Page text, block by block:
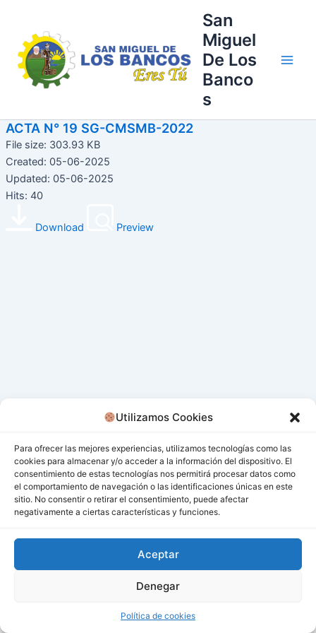
Utilizamos Cookies
Para ofrecer las mejores experiencias, utilizamos tecnologías como las
cookies para almacenar y/o acceder a la información del dispositivo. El
consentimiento de estas tecnologías nos permitirá procesar datos como
el comportamiento de navegación o las identificaciones únicas en este
sitio. No consentir o retirar el consentimiento, puede afectar
negativamente a ciertas características y funciones.
Aceptar
Denegar
Política de cookies
contenido
San
Miguel
De Los
Banco
s
ACTA N° 19 SG-CMSMB-2022
File size: 303.93 KB
Created: 05-06-2025
Updated: 05-06-2025
Hits: 40
Download Preview
Todos los derechos © 2026 San Miguel De Los Bancos |